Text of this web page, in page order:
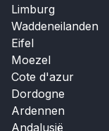
Limburg
Waddeneilanden
Eifel
Moezel
Cote d'azur
Dordogne
Ardennen
Andalusië